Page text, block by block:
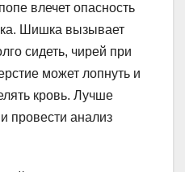
влечет опасность
Шишка вызывает
сидеть, чирей при
может лопнуть и
кровь. Лучше
провести анализ